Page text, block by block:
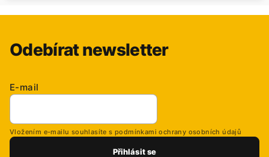
Odebírat newsletter
E-mail
Vložením e-mailu souhlasíte s podmínkami ochrany osobních údajů
Přihlásit se